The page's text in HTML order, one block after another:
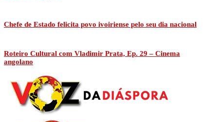
Chefe de Estado felicita povo ivoiriense pelo seu dia nacional
Roteiro Cultural com Vladimir Prata, Ep. 29 – Cinema
angolano